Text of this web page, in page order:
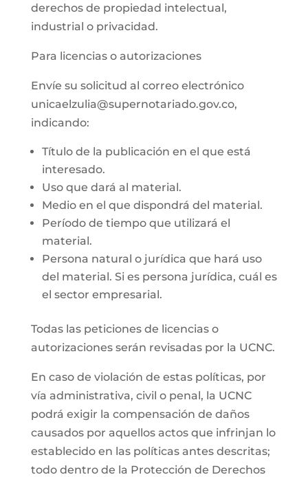
derechos de propiedad intelectual,
industrial o privacidad.
Para licencias o autorizaciones
Envíe su solicitud al correo electrónico
unicaelzulia@supernotariado.gov.co,
indicando:
Título de la publicación en el que está
interesado.
Uso que dará al material.
Medio en el que dispondrá del material.
Período de tiempo que utilizará el
material.
Persona natural o jurídica que hará uso
del material. Si es persona jurídica, cuál es
el sector empresarial.
Todas las peticiones de licencias o
autorizaciones serán revisadas por la UCNC.
En caso de violación de estas políticas, por
vía administrativa, civil o penal, la UCNC
podrá exigir la compensación de daños
causados por aquellos actos que infrinjan lo
establecido en las políticas antes descritas;
todo dentro de la Protección de Derechos